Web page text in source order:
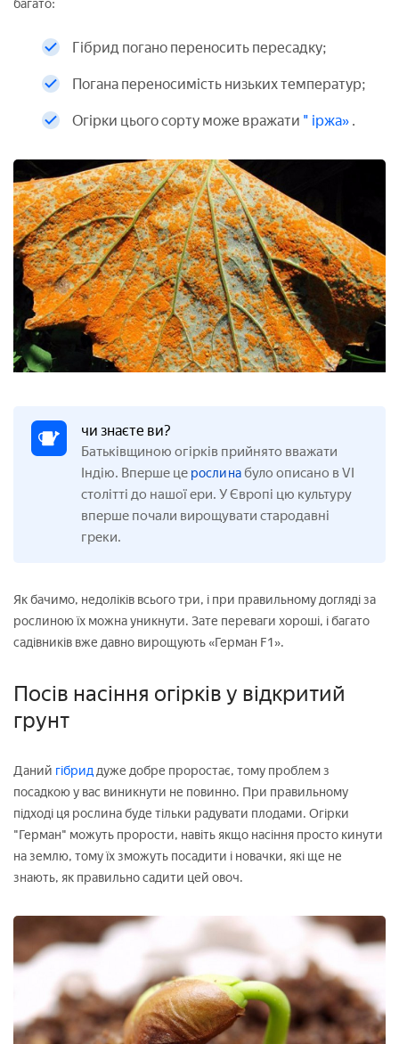
багато:
Гібрид погано переносить пересадку;
Погана переносимість низьких температур;
Огірки цього сорту може вражати " іржа» .
чи знаєте ви?
Батьківщиною огірків прийнято вважати
Індію. Вперше це рослина було описано в VI
столітті до нашої ери. У Європі цю культуру
вперше почали вирощувати стародавні
греки.
Як бачимо, недоліків всього три, і при правильному догляді за
рослиною їх можна уникнути. Зате переваги хороші, і багато
садівників вже давно вирощують «Герман F1».
Посів насіння огірків у відкритий
грунт
Даний гібриддуже добре проростає, тому проблем з
посадкою у вас виникнути не повинно. При правильному
підході ця рослина буде тільки радувати плодами. Огірки
"Герман" можуть прорости, навіть якщо насіння просто кинути
на землю, тому їх зможуть посадити і новачки, які ще не
знають, як правильно садити цей овоч.